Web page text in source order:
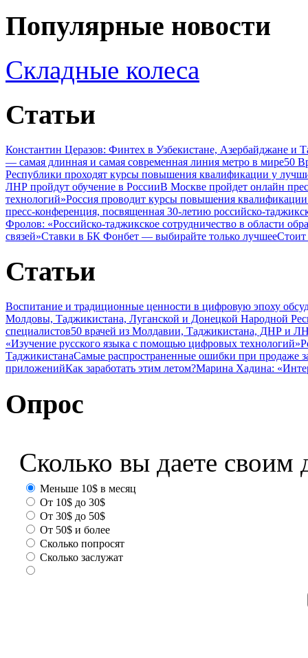
Популярные новости
Складные колеса
Статьи
Константин Церазов: Финтех в Узбекистане, Азербайджане
— самая длинная и самая современная линия метро в мире50
Республики проходят курсы повышения квалификации у
ЛНР пройдут обучение в РоссииВ Москве пройдет онлайн
технологий»Россия проводит курсы повышения квалификации
пресс-конференция, посвященная 30-летию российско-
Фролов: «Российско-таджикское сотрудничество в области
связей»Ставки в БК Фонбет — выбирайте только лучшееСтоит
Статьи
Воспитание и традиционные ценности в цифровую эпоху
Молдовы, Таджикистана, Луганской и Донецкой Народной
специалистов50 врачей из Молдавии, Таджикистана, ДНР и
«Изучение русского языка с помощью цифровых технологий»
ТаджикистанаСамые распространенные ошибки при продаже
приложенийКак заработать этим летом?Марина Хадина:
Опрос
Сколько вы даете своим
Меньше 10$ в месяц
От 10$ до 30$
От 30$ до 50$
От 50$ и более
Сколько попросят
Сколько заслужат